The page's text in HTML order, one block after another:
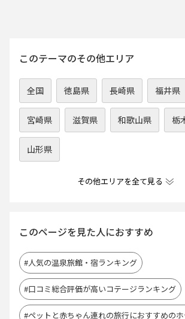
このテーマのその他エリア
全国 徳島県 長崎県 福井県
宮崎県 滋賀県 和歌山県 栃
山形県
その他エリアを全て見る
このページを見た人におすすめ
#人気の温泉旅館・宿ランキング
#口コミ総合評価が高いコテージランキング
#ペットと赤ちゃん連れの旅行におすすめの